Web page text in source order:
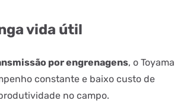
vida útil
por engrenagens, o Toyama
constante e baixo custo de
no campo.